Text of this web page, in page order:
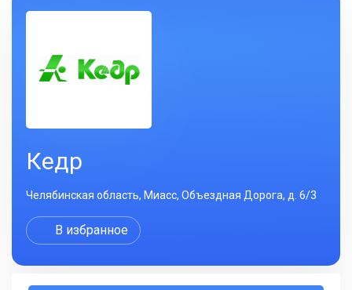
Кедр
Челябинская область, Миасс, Объездная Дорога, д. 6/3
В избранное